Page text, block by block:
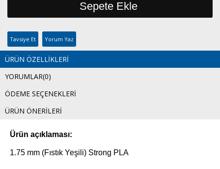
Tavsiye Et Yorum Yaz
ÜRÜN ÖZELLIKLERI
YORUMLAR(0)
ÖDEME SEÇENEKLERI
ÜRÜN ÖNERILERI
Ürün açıklaması:
1.75 mm (Fıstık Yeşili) Strong PLA